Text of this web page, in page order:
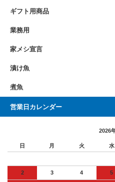
ギフト用商品
業務用
家メシ宣言
漬け魚
煮魚
営業日カレンダー
2026
日 月 火 水
2 3 4 5